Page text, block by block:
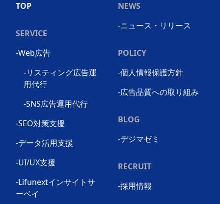
TOP
SERVICE
-Web広告
-リスティング広告運
用代行
-SNS広告運用代行
-SEO対策支援
-データ活用支援
-UI/UX支援
-Lifunextインサイトサ
ーベイ
NEWS
-ニュース・リリース
POLICY
-個人情報保護方針
-広告品質への取り組み
BLOG
-デジマゼミ
RECRUIT
-採用情報